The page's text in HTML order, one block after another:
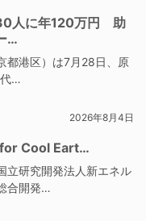
人に年120万円 助
…
都港区）は7月28日、原
…
2026年8月4日
for Cool Eart…
立研究開発法人新エネル
合開発…